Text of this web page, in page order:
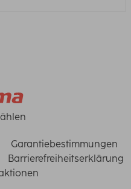
Garantiebestimmungen
Barrierefreiheitserklärung